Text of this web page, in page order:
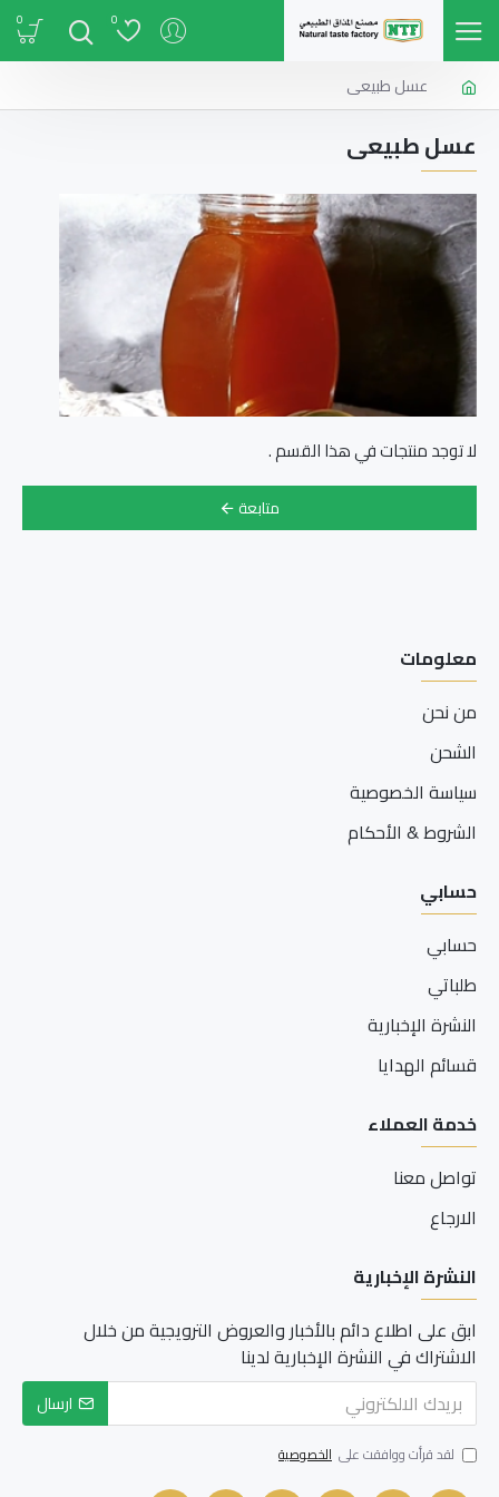
0
0
عسل طبيعى
عسل طبيعى
لا توجد منتجات في هذا القسم .
متابعة
معلومات
من نحن
الشحن
سياسة الخصوصية
الشروط & الأحكام
حسابي
حسابي
طلباتي
النشرة الإخبارية
قسائم الهدايا
خدمة العملاء
تواصل معنا
الارجاع
النشرة الإخبارية
ابق على اطلاع دائم بالأخبار والعروض الترويجية من خلال
الاشتراك في النشرة الإخبارية لدينا
ارسال
لقد قرأت ووافقت على الخصوصية